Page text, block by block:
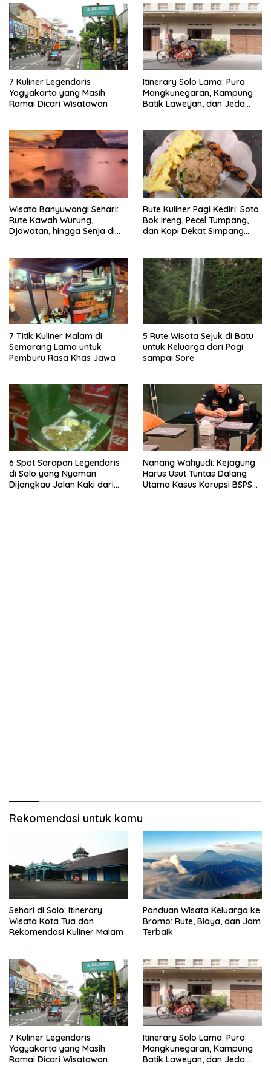
7 Kuliner Legendaris
Yogyakarta yang Masih
Ramai Dicari Wisatawan
Itinerary Solo Lama: Pura
Mangkunegaran, Kampung
Batik Laweyan, dan Jeda
Wisata Banyuwangi Sehari:
Rute Kawah Wurung,
Djawatan, hingga Senja di
Rute Kuliner Pagi Kediri: Soto
Bok Ireng, Pecel Tumpang,
dan Kopi Dekat Simpang
7 Titik Kuliner Malam di
Semarang Lama untuk
Pemburu Rasa Khas Jawa
5 Rute Wisata Sejuk di Batu
untuk Keluarga dari Pagi
sampai Sore
6 Spot Sarapan Legendaris
di Solo yang Nyaman
Dijangkau Jalan Kaki dari
Nanang Wahyudi: Kejagung
Harus Usut Tuntas Dalang
Utama Kasus Korupsi BSPS
Rekomendasi untuk kamu
Sehari di Solo: Itinerary
Wisata Kota Tua dan
Rekomendasi Kuliner Malam
Panduan Wisata Keluarga ke
Bromo: Rute, Biaya, dan Jam
Terbaik
7 Kuliner Legendaris
Yogyakarta yang Masih
Ramai Dicari Wisatawan
Itinerary Solo Lama: Pura
Mangkunegaran, Kampung
Batik Laweyan, dan Jeda